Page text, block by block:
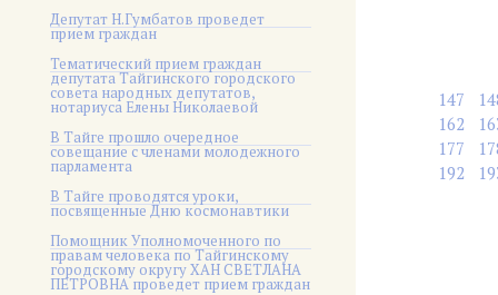
Депутат Н.Гумбатов проведет
прием граждан
Тематический прием граждан
депутата Тайгинского городского
совета народных депутатов,
нотариуса Елены Николаевой
В Тайге прошло очередное
совещание с членами молодежного
парламента
В Тайге проводятся уроки,
посвященные Дню космонавтики
Помощник Уполномоченного по
правам человека по Тайгинскому
городскому округу ХАН СВЕТЛАНА
ПЕТРОВНА проведет прием граждан
147
162
177
192